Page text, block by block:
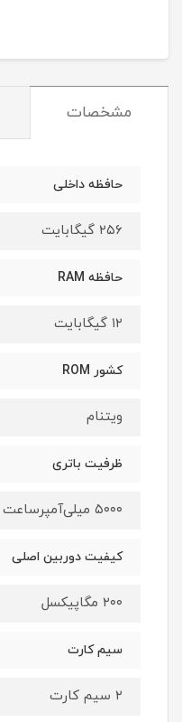
مشخصات
حافظه داخلی
۲۵۶ گیگابایت
حافظه RAM
۱۲ گیگابایت
کشور ROM
ویتنام
ظرفیت باتری
۵۰۰۰ میلی‌آمپرساعت
کیفیت دوربین اصلی
۲۰۰ مگاپیکسل
سیم کارت
۲ سیم کارت